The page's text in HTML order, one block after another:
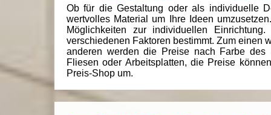
Ob für die Gestaltung oder als individuelle
wertvolles Material um Ihre Ideen
Möglichkeiten zur individuellen
verschiedenen Faktoren bestimmt. Zum einen
anderen werden die Preise nach Farbe des
Fliesen oder Arbeitsplatten, die Preise
Preis-Shop um.